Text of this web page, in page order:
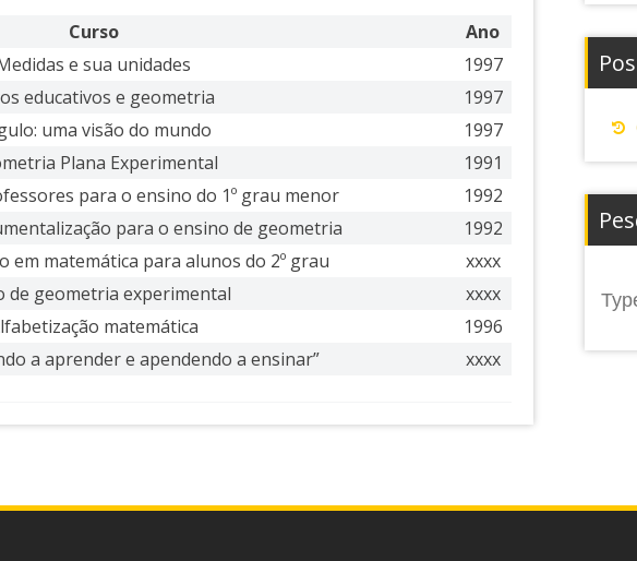
Curso
Ano
e sua unidades
1997
educativos e geometria
1997
uma visão do mundo
1997
Plana Experimental
1991
para o ensino do 1º grau menor
1992
para o ensino de geometria
1992
em matemática para alunos do 2º grau
xxxx
de geometria experimental
xxxx
matemática
1996
a aprender e apendendo a ensinar”
xxxx
for: